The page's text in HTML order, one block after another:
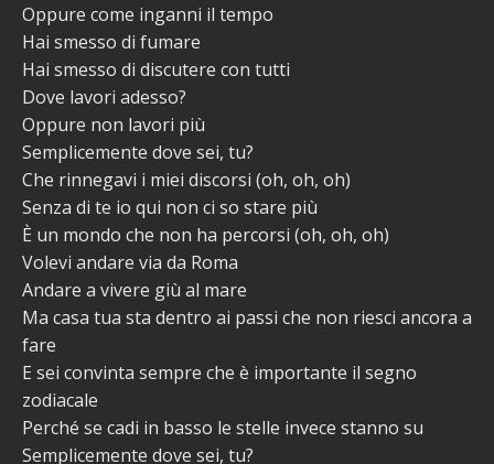
Oppure come inganni il tempo
Hai smesso di fumare
Hai smesso di discutere con tutti
Dove lavori adesso?
Oppure non lavori più
Semplicemente dove sei, tu?
Che rinnegavi i miei discorsi (oh, oh, oh)
Senza di te io qui non ci so stare più
È un mondo che non ha percorsi (oh, oh, oh)
Volevi andare via da Roma
Andare a vivere giù al mare
Ma casa tua sta dentro ai passi che non riesci ancora a
fare
E sei convinta sempre che è importante il segno
zodiacale
Perché se cadi in basso le stelle invece stanno su
Semplicemente dove sei, tu?